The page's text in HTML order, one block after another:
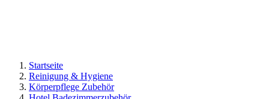
Startseite
Reinigung & Hygiene
Körperpflege Zubehör